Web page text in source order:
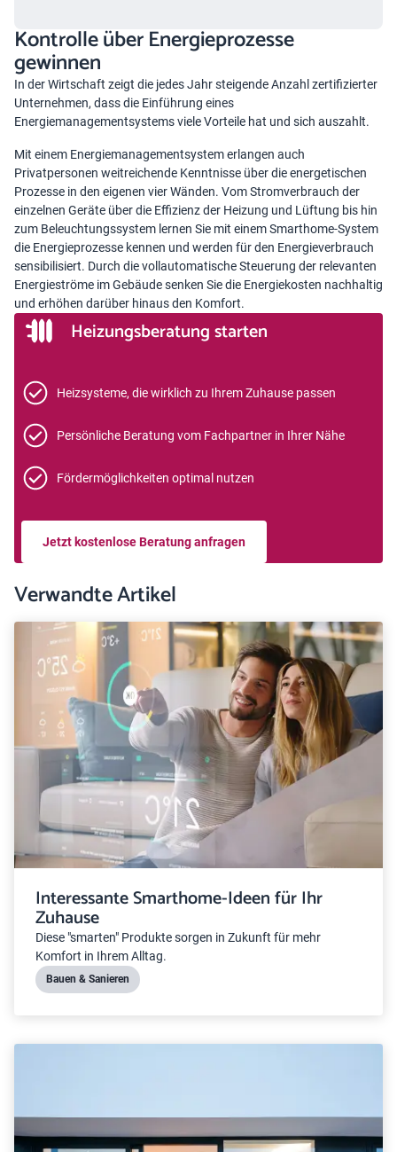
Kontrolle über Energieprozesse
gewinnen
In der Wirtschaft zeigt die jedes Jahr steigende Anzahl zertifizierter
Unternehmen, dass die Einführung eines
Energiemanagementsystems viele Vorteile hat und sich auszahlt.
Mit einem Energiemanagementsystem erlangen auch
Privatpersonen weitreichende Kenntnisse über die energetischen
Prozesse in den eigenen vier Wänden. Vom Stromverbrauch der
einzelnen Geräte über die Effizienz der Heizung und Lüftung bis hin
zum Beleuchtungssystem lernen Sie mit einem Smarthome-System
die Energieprozesse kennen und werden für den Energieverbrauch
sensibilisiert. Durch die vollautomatische Steuerung der relevanten
Energieströme im Gebäude senken Sie die Energiekosten nachhaltig
und erhöhen darüber hinaus den Komfort.
Heizungsberatung starten
Heizsysteme, die wirklich zu Ihrem Zuhause passen
Persönliche Beratung vom Fachpartner in Ihrer Nähe
Fördermöglichkeiten optimal nutzen
Jetzt kostenlose Beratung anfragen
Verwandte Artikel
Interessante Smarthome-Ideen für Ihr
Zuhause
Diese "smarten" Produkte sorgen in Zukunft für mehr
Komfort in Ihrem Alltag.
Bauen & Sanieren